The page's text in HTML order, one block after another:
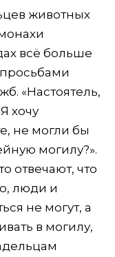
животных
всё больше
«Настоятель,
хочу
не могли бы
могилу?».
отвечают, что
люди и
не могут, а
в могилу,